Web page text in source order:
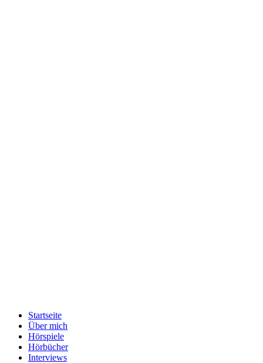
Startseite
Über mich
Hörspiele
Hörbücher
Interviews